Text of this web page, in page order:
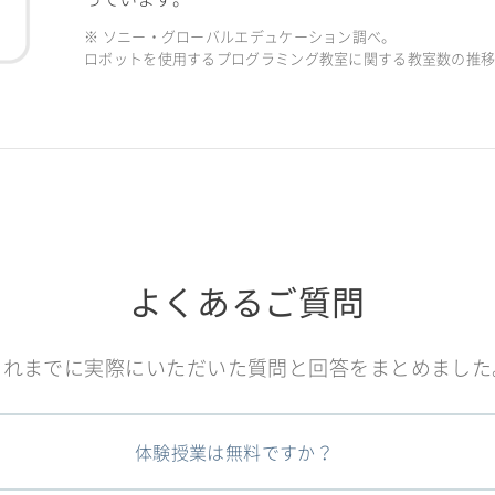
※ ソニー・グローバルエデュケーション調べ。
ロボットを使用するプログラミング教室に関する教室数の推
よくあるご質問
までに実際にいただいた質問と回答をまとめました
体験授業は無料ですか？